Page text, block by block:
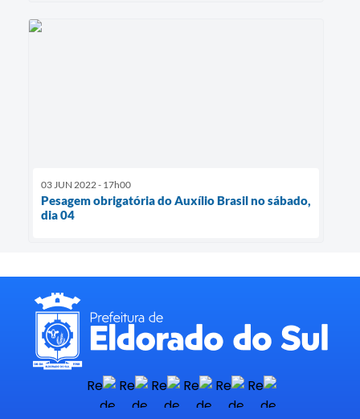
03 JUN 2022 - 17h00
Pesagem obrigatória do Auxílio Brasil no sábado,
dia 04